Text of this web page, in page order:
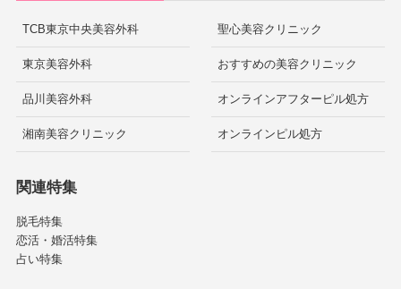
TCB東京中央美容外科
東京美容外科
品川美容外科
湘南美容クリニック
聖心美容クリニック
おすすめの美容クリニック
オンラインアフターピル処方
オンラインピル処方
関連特集
脱毛特集
恋活・婚活特集
占い特集